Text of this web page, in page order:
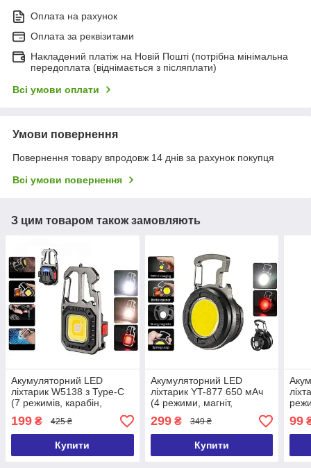
Оплата на рахунок
Оплата за реквізитами
Накладений платіж на Новій Пошті (потрібна мінімальна
передоплата (віднімається з післяплати)
Всі умови оплати
Умови повернення
Повернення товару впродовж 14 днів за рахунок покупця
Всі умови повернення
З цим товаром також замовляють
Акумуляторний LED
ліхтарик W5138 з Type-C
(7 режимів, карабін,
викрутки)
199 ₴ 425 ₴
Купити
Акумуляторний LED
ліхтарик YT-877 650 мАч
(4 режими, магніт,
кріплення на кепку)
299₴ 349 ₴
Купити
99